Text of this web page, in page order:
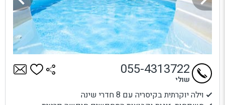
וילה יוקרתית בקיסריה עם 8 חדרי שינה
055-4313722
שולי